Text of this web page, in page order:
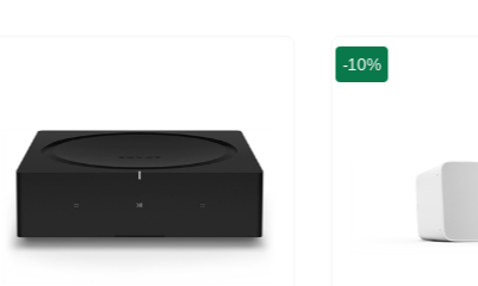
-10%